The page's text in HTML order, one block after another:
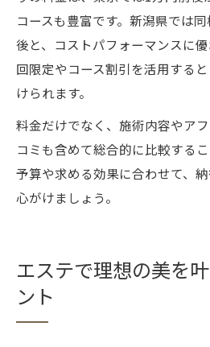
コースも豊富です。新潟県では
後と、コストパフォーマンスに
回限定やコース割引を活用する
けられます。
料金だけでなく、施術内容やア
コミも含めて総合的に比較する
予算や求める効果に合わせて、
心がけましょう。
エステで理想の美を
ント